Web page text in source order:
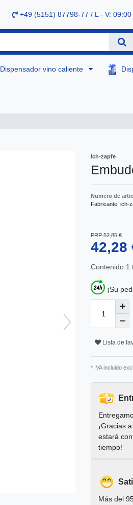
+49 (5151) 87798-77 / L - V:
Dispensador vino caliente
Ich-zapfe
Numero de
Fabricante: ich-
PRP 52,85 €
42,28
Contenido 1
¡Su
Lista de
* IVA incluido
¡Gracias
estará
tiempo!
Más del